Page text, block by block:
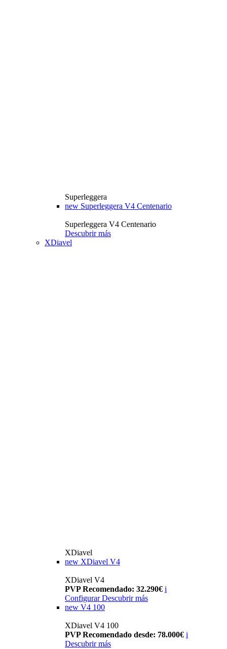
Superleggera
new Superleggera V4 Centenario
Superleggera V4 Centenario
Descubrir más
XDiavel
XDiavel
new XDiavel V4
XDiavel V4
PVP Recomendado: 32.290€ i
Configurar Descubrir más
new V4 100
XDiavel V4 100
PVP Recomendado desde: 78.000€ i
Descubrir más